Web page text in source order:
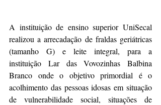
A instituição de ensino superior UniSecal
realizou a arrecadação de fraldas geriátricas
(tamanho G) e leite integral, para a
instituição Lar das Vovozinhas Balbina
Branco onde o objetivo primordial é o
acolhimento das pessoas idosas em situação
de vulnerabilidade social, situações de